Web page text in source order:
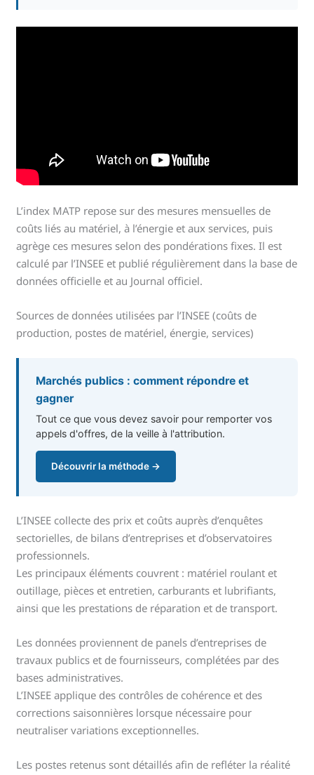
L’index MATP repose sur des mesures mensuelles de
coûts liés au matériel, à l’énergie et aux services, puis
agrège ces mesures selon des pondérations fixes. Il est
calculé par l’INSEE et publié régulièrement dans la base de
données officielle et au Journal officiel.
Sources de données utilisées par l’INSEE (coûts de
production, postes de matériel, énergie, services)
Marchés publics : comment répondre et
gagner
Tout ce que vous devez savoir pour remporter vos
appels d'offres, de la veille à l'attribution.
Découvrir la méthode →
L’INSEE collecte des prix et coûts auprès d’enquêtes
sectorielles, de bilans d’entreprises et d’observatoires
professionnels.
Les principaux éléments couvrent : matériel roulant et
outillage, pièces et entretien, carburants et lubrifiants,
ainsi que les prestations de réparation et de transport.
Les données proviennent de panels d’entreprises de
travaux publics et de fournisseurs, complétées par des
bases administratives.
L’INSEE applique des contrôles de cohérence et des
corrections saisonnières lorsque nécessaire pour
neutraliser variations exceptionnelles.
Les postes retenus sont détaillés afin de refléter la réalité